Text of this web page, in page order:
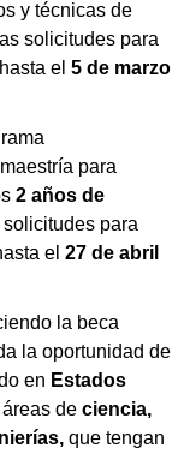
y técnicas de
solicitudes para
el 5 de marzo
para
2 años de
solicitudes para
el 27 de abril
la beca
la oportunidad de
en Estados
de ciencia,
que tengan